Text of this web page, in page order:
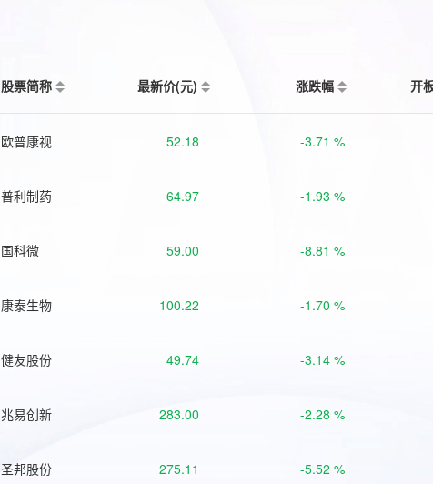
股票简称 最新价(元) 涨跌幅 开
欧普康视 52.18 -3.71 %
普利制药 64.97 -1.93 %
国科微 59.00 -8.81 %
康泰生物 100.22 -1.70 %
健友股份 49.74 -3.14 %
兆易创新 283.00 -2.28 %
圣邦股份 275.11 -5.52 %